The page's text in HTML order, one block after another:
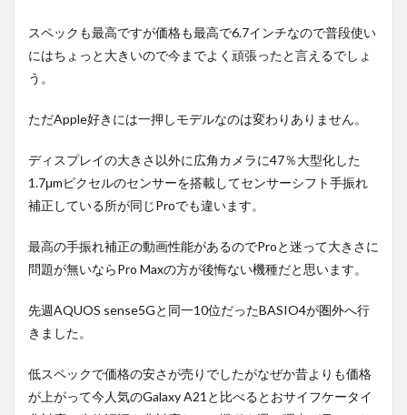
スペックも最高ですが価格も最高で6.7インチなので普段使い
にはちょっと大きいので今までよく頑張ったと言えるでしょ
う。
ただApple好きには一押しモデルなのは変わりありません。
ディスプレイの大きさ以外に広角カメラに47％大型化した
1.7μmピクセルのセンサーを搭載してセンサーシフト手振れ
補正している所が同じProでも違います。
最高の手振れ補正の動画性能があるのでProと迷って大きさに
問題が無いならPro Maxの方が後悔ない機種だと思います。
先週AQUOS sense5Gと同一10位だったBASIO4が圏外へ行
きました。
低スペックで価格の安さが売りでしたがなぜか昔よりも価格
が上がって今人気のGalaxy A21と比べるとおサイフケータイ